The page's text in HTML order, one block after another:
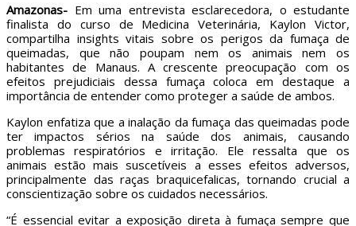
Amazonas- Em uma entrevista esclarecedora, o estudante
finalista do curso de Medicina Veterinária, Kaylon Victor,
compartilha insights vitais sobre os perigos da fumaça de
queimadas, que não poupam nem os animais nem os
habitantes de Manaus. A crescente preocupação com os
efeitos prejudiciais dessa fumaça coloca em destaque a
importância de entender como proteger a saúde de ambos.
Kaylon enfatiza que a inalação da fumaça das queimadas pode
ter impactos sérios na saúde dos animais, causando
problemas respiratórios e irritação. Ele ressalta que os
animais estão mais suscetíveis a esses efeitos adversos,
principalmente das raças braquicefalicas, tornando crucial a
conscientização sobre os cuidados necessários.
“É essencial evitar a exposição direta à fumaça sempre que